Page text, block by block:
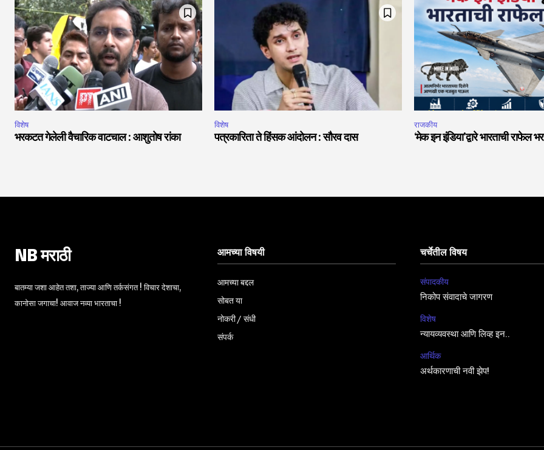
विशेष
भरकटत गेलेली वैचारिक वाटचाल : आशुतोष रांका
विशेष
पत्रकारिता ते हिंसक आंदोलन : सौरव दास
राजकीय
‘मेक इन इंडिया’द्वारे भारताची राफेल
NB मराठी
बातम्या जशा आहेत तशा, ताज्या आणि तर्कसंगत ! विचार देशाचा,
कानोसा जगाचा! आवाज नव्या भारताचा !
आमच्या विषयी
आमच्या बद्दल
सोबत या
नोकरी / संधी
संपर्क
चर्चेतील विषय
संपादकीय
निकोप संवादाचे जागरण
विशेष
न्यायव्यवस्था आणि लिव्ह इन..
आर्थिक
अर्थकारणाची नवी झेप!